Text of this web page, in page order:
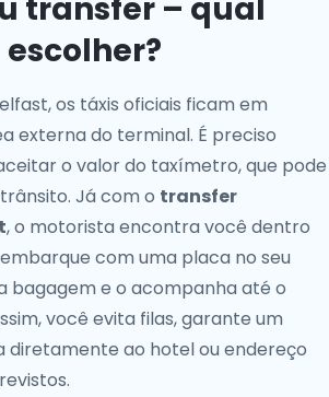
transfer – qual
escolher?
os táxis oficiais ficam em
externa do terminal. É preciso
o valor do taxímetro, que pode
Já com o transfer
, o motorista encontra você dentro
com uma placa no seu
bagagem e o acompanha até o
você evita filas, garante um
diretamente ao hotel ou endereço